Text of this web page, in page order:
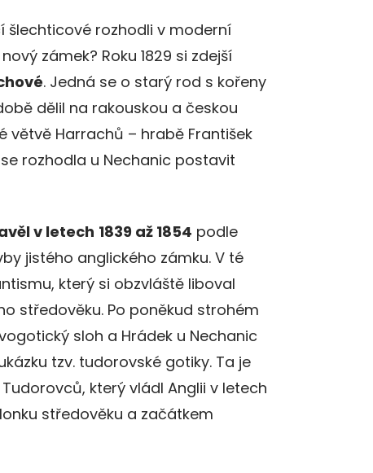
šlechticové rozhodli v moderní
zámek? Roku 1829 si zdejší
. Jedná se o starý rod s kořeny
dělil na rakouskou a českou
větvě Harrachů – hrabě František
rozhodla u Nechanic postavit
v letech 1839 až 1854 podle
jistého anglického zámku. V té
který si obzvláště liboval
středověku. Po poněkud strohém
sloh a Hrádek u Nechanic
tzv. tudorovské gotiky. Ta je
který vládl Anglii v letech
středověku a začátkem